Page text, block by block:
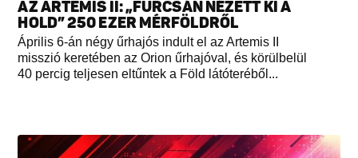
AZ ARTEMIS II: „FURCSÁN NÉZETT KI A
HOLD” 250 EZER MÉRFÖLDRŐL
Április 6-án négy űrhajós indult el az Artemis II
misszió keretében az Orion űrhajóval, és körülbelül
40 percig teljesen eltűntek a Föld látóteréből...